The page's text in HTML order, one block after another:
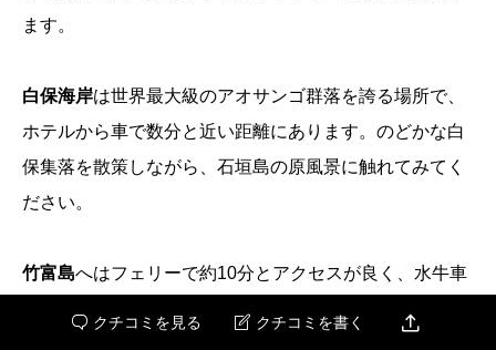
ます。
白保海岸は世界最大級のアオサンゴ群落を誇る場所で、
ホテルから車で数分と近い距離にあります。のどかな白
保集落を散策しながら、石垣島の原風景に触れてみてく
ださい。
竹富島へはフェリーで約10分とアクセスが良く、水牛車
 クチコミを見る  クチコミを書く 